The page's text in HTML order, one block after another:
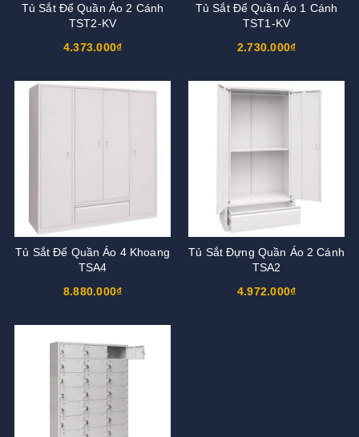
Tủ Sắt Để Quần Áo 2 Cánh
TST2-KV
4.373.000₫
Tủ Sắt Để Quần Áo 1 Cánh
TST1-KV
2.730.000₫
Tủ Sắt Để Quần Áo 4 Khoang
TSA4
8.880.000₫
Tủ Sắt Đựng Quần Áo 2 Cánh
TSA2
4.972.000₫